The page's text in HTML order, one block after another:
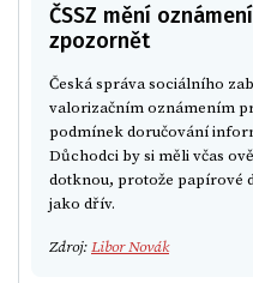
ČSSZ mění
zpozornět
Česká správa sociálního
valorizačním oznámením
podmínek doručování
Důchodci by si měli včas
dotknou, protože papírové
jako dřív.
Zdroj:Libor Novák